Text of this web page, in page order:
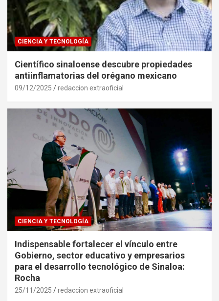
CIENCIA Y TECNOLOGÍA
Científico sinaloense descubre propiedades
antiinflamatorias del orégano mexicano
09/12/2025 redaccion extraoficial
CIENCIA Y TECNOLOGÍA
Indispensable fortalecer el vínculo entre
Gobierno, sector educativo y empresarios
para el desarrollo tecnológico de Sinaloa:
Rocha
25/11/2025 redaccion extraoficial